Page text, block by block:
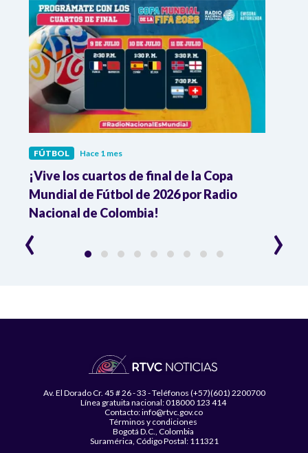
FÚTBOL Hace 1 mes
¡Vive los cuartos de final de la Copa
Mundial de Fútbol de 2026 por Radio
Nacional de Colombia!
‹ ›
Av. El Dorado Cr. 45 # 26 - 33 - Teléfonos (+57)(601) 2200700
Línea gratuita nacional: 018000 123 414
Contacto: info@rtvc.gov.co
Términos y condiciones
Bogotá D.C., Colombia
Suramérica, Código Postal: 111321